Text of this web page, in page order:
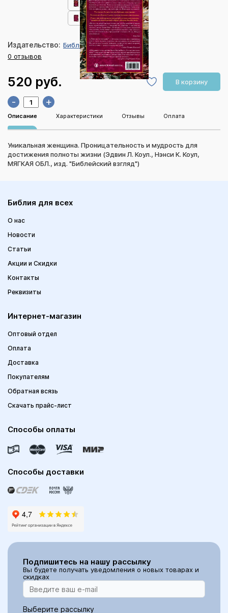
Издательство: Библейский взгляд
0 отзывов
520 руб. В корзину
- +
Описание Характеристики Отзывы Оплата
Уникальная женщина. Проницательность и мудрость для
достижения полноты жизни (Эдвин Л. Коул., Нэнси К. Коул,
МЯГКАЯ ОБЛ., изд. "Библейский взгляд")
Библия для всех
О нас
Новости
Статьи
Акции и Скидки
Контакты
Реквизиты
Интернет-магазин
Оптовый отдел
Оплата
Доставка
Покупателям
Обратная всязь
Скачать прайс-лист
Способы оплаты
Способы доставки
Подпишитесь на нашу рассылку
Вы будете получать уведомления о новых товарах и
скидках
Выберите рассылку